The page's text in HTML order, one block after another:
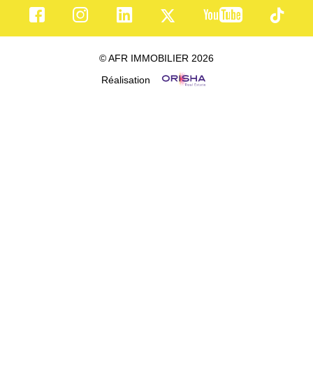
© AFR IMMOBILIER 2026
Réalisation